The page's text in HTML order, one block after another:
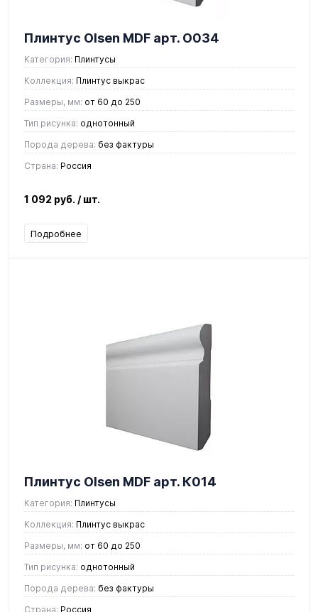
Плинтус Olsen MDF арт. О034
Категория: Плинтусы
Коллекция: Плинтус выкрас
Размеры, мм: от 60 до 250
Тип рисунка: однотонный
Порода дерева: без фактуры
Страна: Россия
1 092 руб. / шт.
Подробнее
Плинтус Olsen MDF арт. К014
Категория: Плинтусы
Коллекция: Плинтус выкрас
Размеры, мм: от 60 до 250
Тип рисунка: однотонный
Порода дерева: без фактуры
Страна: Россия